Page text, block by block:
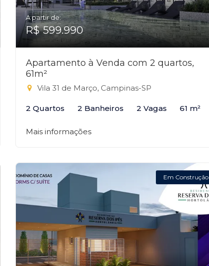
A partir de:
R$ 599.990
Apartamento à Venda com 2 quartos,
61m²
Vila 31 de Março, Campinas-SP
2 Quartos 2 Banheiros 2 Vagas 61 m²
Mais informações
Em Construção